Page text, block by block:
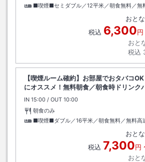
■喫煙■セミダブル／12平米／朝食無料／無
おとな
税込 6,300円
おと
税込
【喫煙ルーム確約】お部屋でおタバコ
にオススメ！無料朝食／朝食時ドリンク
IN チェックイン
15:00 / OUT チェックアウト
10:00
朝食のみ
■喫煙■ダブル／16平米／朝食無料／無料高
おとな
税込 7,300円
おと